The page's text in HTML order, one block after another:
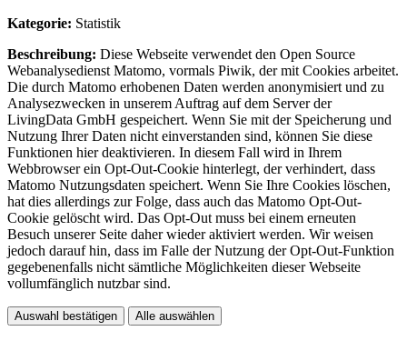
Kategorie: Statistik
Beschreibung: Diese Webseite verwendet den Open Source
Webanalysedienst Matomo, vormals Piwik, der mit Cookies arbeitet.
Die durch Matomo erhobenen Daten werden anonymisiert und zu
Analysezwecken in unserem Auftrag auf dem Server der
LivingData GmbH gespeichert. Wenn Sie mit der Speicherung und
Nutzung Ihrer Daten nicht einverstanden sind, können Sie diese
Funktionen hier deaktivieren. In diesem Fall wird in Ihrem
Webbrowser ein Opt-Out-Cookie hinterlegt, der verhindert, dass
Matomo Nutzungsdaten speichert. Wenn Sie Ihre Cookies löschen,
hat dies allerdings zur Folge, dass auch das Matomo Opt-Out-
Cookie gelöscht wird. Das Opt-Out muss bei einem erneuten
Besuch unserer Seite daher wieder aktiviert werden. Wir weisen
jedoch darauf hin, dass im Falle der Nutzung der Opt-Out-Funktion
gegebenenfalls nicht sämtliche Möglichkeiten dieser Webseite
vollumfänglich nutzbar sind.
Auswahl bestätigen Alle auswählen